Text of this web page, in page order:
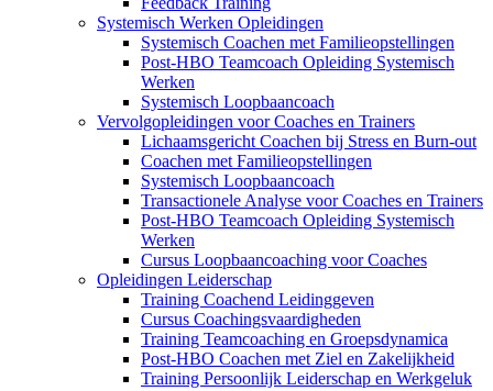
Systemisch Werken Opleidingen
Systemisch Coachen met Familieopstellingen
Post-HBO Teamcoach Opleiding Systemisch
Werken
Systemisch Loopbaancoach
Vervolgopleidingen voor Coaches en Trainers
Lichaamsgericht Coachen bij Stress en Burn-out
Coachen met Familieopstellingen
Systemisch Loopbaancoach
Transactionele Analyse voor Coaches en Trainers
Post-HBO Teamcoach Opleiding Systemisch
Werken
Cursus Loopbaancoaching voor Coaches
Opleidingen Leiderschap
Training Coachend Leidinggeven
Cursus Coachingsvaardigheden
Training Teamcoaching en Groepsdynamica
Post-HBO Coachen met Ziel en Zakelijkheid
Training Persoonlijk Leiderschap en Werkgeluk